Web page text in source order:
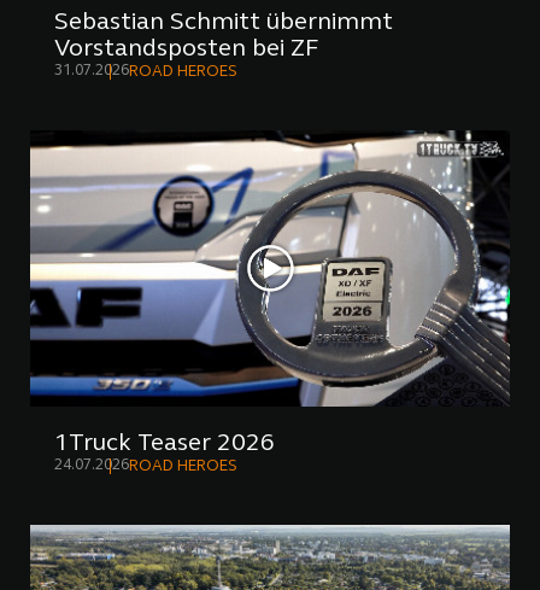
Sebastian Schmitt übernimmt
Vorstandsposten bei ZF
31.07.2026ROAD HEROES
1Truck Teaser 2026
24.07.2026ROAD HEROES